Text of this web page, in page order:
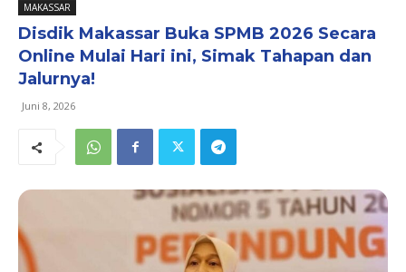
MAKASSAR
Disdik Makassar Buka SPMB 2026 Secara
Online Mulai Hari ini, Simak Tahapan dan
Jalurnya!
Juni 8, 2026